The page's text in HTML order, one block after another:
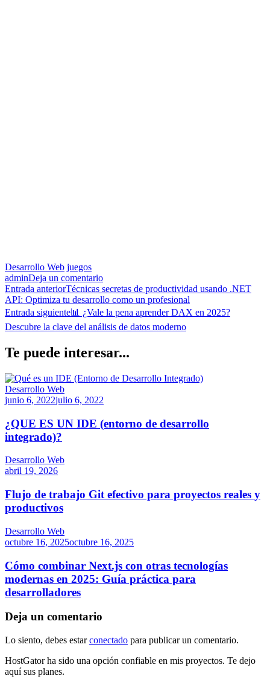
Desarrollo Web juegos
adminDeja un comentarioon
🎮
Crea
un
juego
dibujo
publícalo:
paso
paso
Navegación
de
entradas
Entrada anteriorTécnicas secretas de productividad usando .NET
API: Optimiza tu desarrollo como un profesional
Entrada siguiente📊 ¿Vale la pena aprender DAX en 2025?
Descubre la clave del análisis de datos moderno
Te puede interesar...
Desarrollo Web
junio 6, 2022julio 6, 2022
¿QUE ES UN IDE (entorno de desarrollo
integrado)?
Desarrollo Web
abril 19, 2026
Flujo de trabajo Git efectivo para proyectos reales y
productivos
Desarrollo Web
octubre 16, 2025octubre 16, 2025
Cómo combinar Next.js con otras tecnologías
modernas en 2025: Guía práctica para
desarrolladores
Deja un comentario
Lo siento, debes estarconectado para publicar un comentario.
HostGator ha sido una opción confiable en mis proyectos. Te dejo
aquí sus planes.